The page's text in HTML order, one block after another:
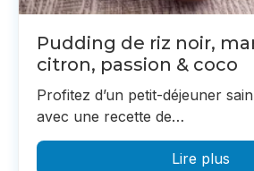
Pudding de riz noir,
citron, passion & coco
Profitez d’un petit-déjeuner
avec une recette de…
Lire plus